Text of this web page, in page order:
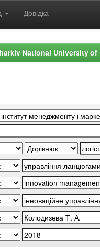
Довідка
National University of